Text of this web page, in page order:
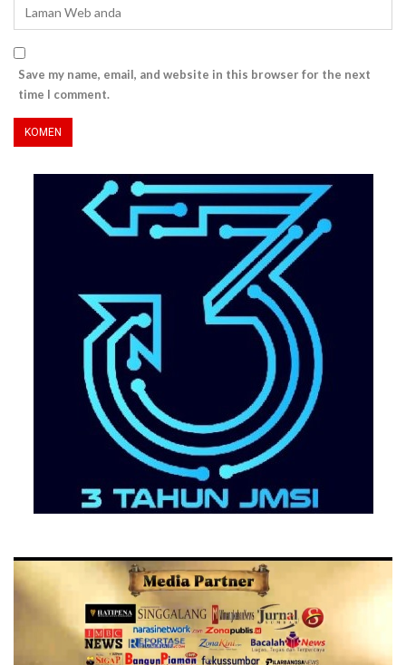
Save my name, email, and website in this browser for the next
time I comment.